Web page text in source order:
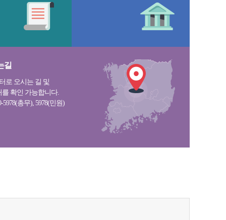
크 작
길
로 오시는 길 및
를 확인 가능합니다.
5978(총무), 5978(민원)